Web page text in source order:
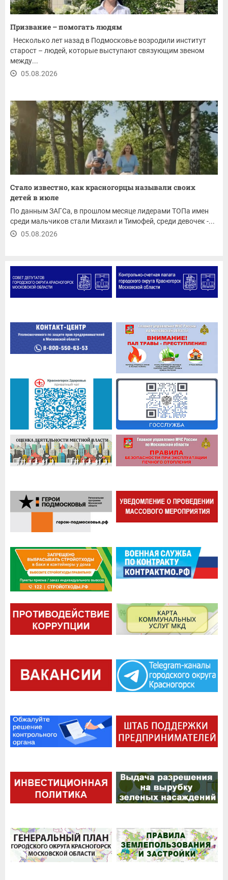
Призвание – помогать людям
Несколько лет назад в Подмосковье возродили институт
старост – людей, которые выступают связующим звеном
между...
05.08.2026
Стало известно, как красногорцы называли своих
детей в июле
По данным ЗАГСа, в прошлом месяце лидерами ТОПа имен
среди мальчиков стали Михаил и Тимофей, среди девочек -...
05.08.2026